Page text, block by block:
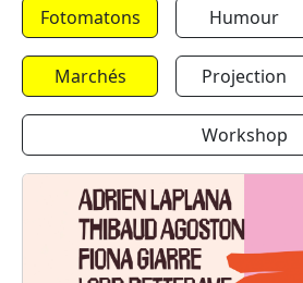
Fotomatons Humour
Marchés Projection
Workshop